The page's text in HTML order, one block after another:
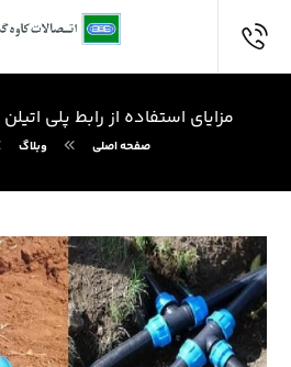
مزایای استفاده از رابط پلی
صفحه اصلی وبلاگ